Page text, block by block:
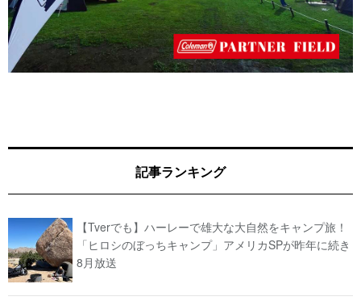
記事ランキング
【Tverでも】ハーレーで雄大な大自然をキャンプ旅！
「ヒロシのぼっちキャンプ」アメリカSPが昨年に続き
8月放送